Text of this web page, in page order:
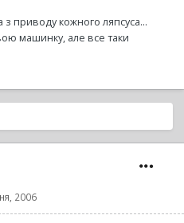
приводу кожного ляпсуса...
машинку, але все таки
2006